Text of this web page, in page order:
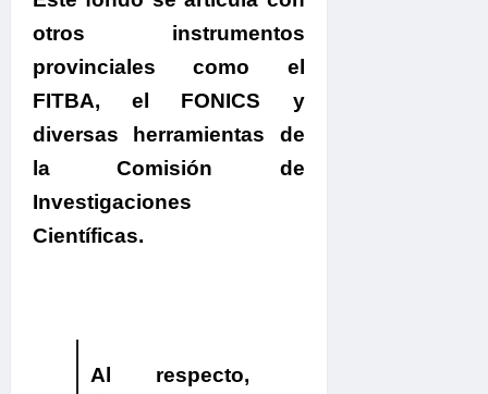
otros instrumentos
provinciales como el
FITBA, el FONICS y
diversas herramientas de
la Comisión de
Investigaciones
Científicas.
Al respecto,